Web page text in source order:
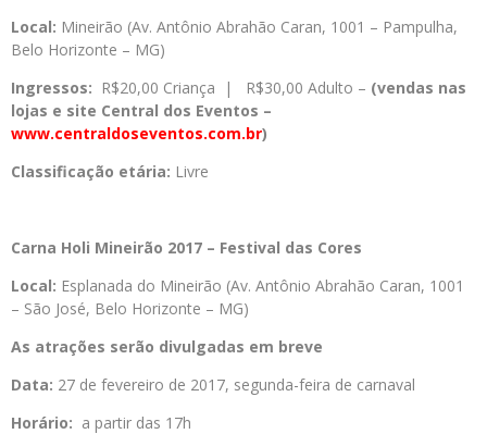
Local: Mineirão (Av. Antônio Abrahão Caran, 1001 – Pampulha,
Belo Horizonte – MG)
Ingressos: R$20,00 Criança | R$30,00 Adulto – (vendas nas
lojas e site Central dos Eventos –
www.centraldoseventos.com.br)
Classificação etária: Livre
Carna Holi Mineirão 2017 – Festival das Cores
Local: Esplanada do Mineirão (Av. Antônio Abrahão Caran, 1001
– São José, Belo Horizonte – MG)
As atrações serão divulgadas em breve
Data: 27 de fevereiro de 2017, segunda-feira de carnaval
Horário: a partir das 17h